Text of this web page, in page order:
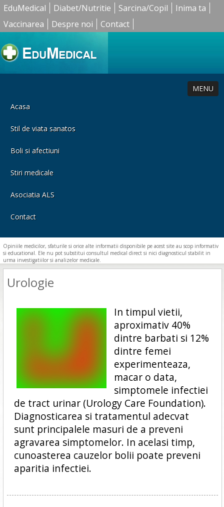
EduMedical Diabet/Nutritie Sarcina/Copil
Inima ta
Vaccinarea
Despre noi Contact
MENU
Acasa
Stil de viata sanatos
Boli si afectiuni
Stiri medicale
Asociatia ALS
Contact
Opiniile medicilor, sfaturile si orice alte informatii disponibile pe acest site au scop informativ
si educational. Ele nu pot substitui consultul medical direct si nici diagnosticul stabilit in
urma investigatiilor si analizelor medicale.
Urologie
In timpul vietii,
aproximativ 40%
dintre barbati si 12%
dintre femei
experimenteaza,
macar o data,
simptomele infectiei
de tract urinar (Urology Care Foundation).
Diagnosticarea si tratamentul adecvat
sunt principalele masuri de a preveni
agravarea simptomelor. In acelasi timp,
cunoasterea cauzelor bolii poate preveni
aparitia infectiei.